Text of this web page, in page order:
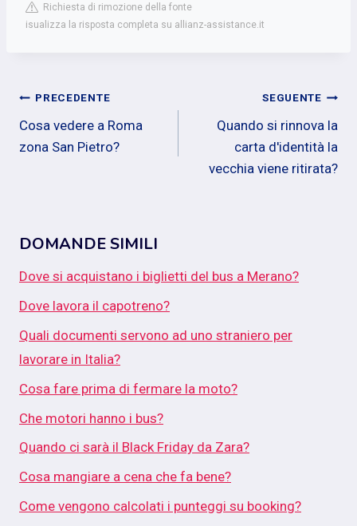
Richiesta di rimozione della fonte
isualizza la risposta completa su allianz-assistance.it
Navigazione
articoli
PRECEDENTE
Cosa vedere a Roma
zona San Pietro?
SEGUENTE
Quando si rinnova la
carta d'identità la
vecchia viene ritirata?
DOMANDE SIMILI
Dove si acquistano i biglietti del bus a Merano?
Dove lavora il capotreno?
Quali documenti servono ad uno straniero per
lavorare in Italia?
Cosa fare prima di fermare la moto?
Che motori hanno i bus?
Quando ci sarà il Black Friday da Zara?
Cosa mangiare a cena che fa bene?
Come vengono calcolati i punteggi su booking?